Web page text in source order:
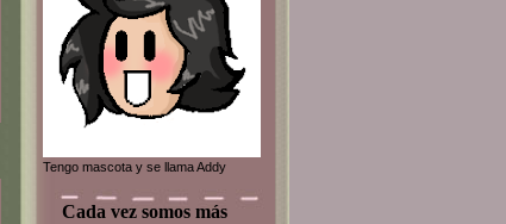
Tengo mascota y se llama Addy
Cada vez somos más